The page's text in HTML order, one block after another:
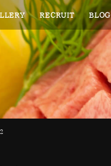
RECRUIT BLOG